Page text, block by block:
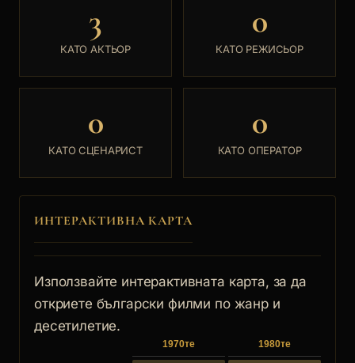
3
КАТО АКТЬОР
0
КАТО РЕЖИСЬОР
0
КАТО СЦЕНАРИСТ
0
КАТО ОПЕРАТОР
ИНТЕРАКТИВНА КАРТА
Използвайте интерактивната карта, за да
откриете български филми по жанр и
десетилетие.
1970те 1980те